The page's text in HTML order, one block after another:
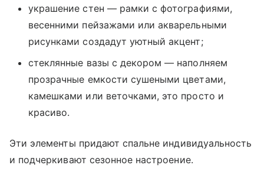
украшение стен — рамки с фотографиями,
весенними пейзажами или акварельными
рисунками создадут уютный акцент;
стеклянные вазы с декором — наполняем
прозрачные емкости сушеными цветами,
камешками или веточками, это просто и
красиво.
Эти элементы придают спальне индивидуальность
и подчеркивают сезонное настроение.